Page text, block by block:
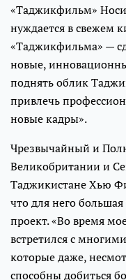
«Таджикфильм»
нуждается в свежем
«Таджикфильма» —
новые,
поднять облик
привлечь
новые кадры».
Чрезвычайный и
Великобритании и
Таджикистане Хью
что для него
проект. «Во время
встретился с
которые даже,
способны добиться